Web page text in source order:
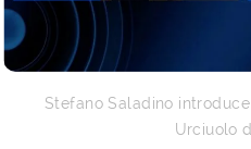
Stefano Saladino
Urciuolo